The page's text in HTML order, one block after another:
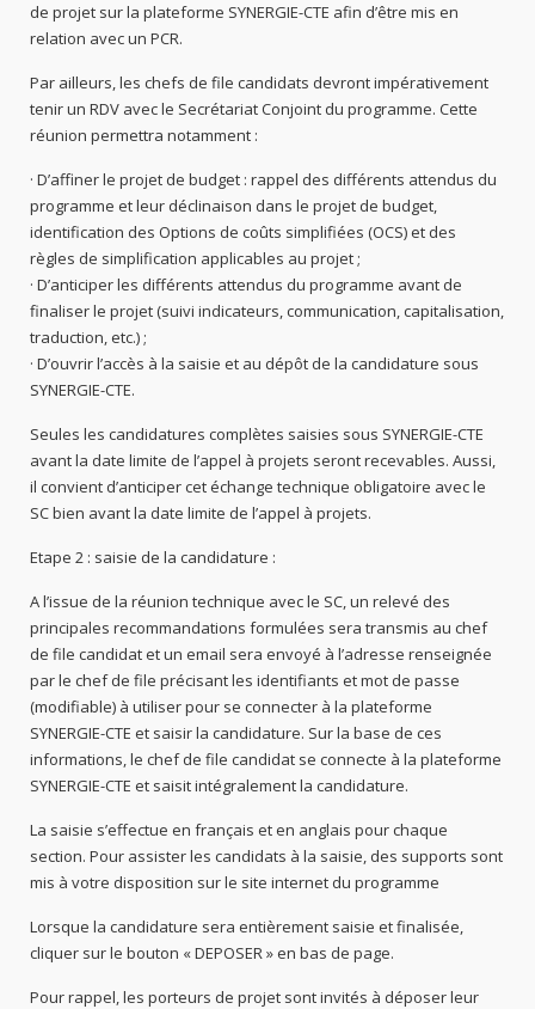
de projet sur la plateforme SYNERGIE-CTE afin d’être mis en
relation avec un PCR.
Par ailleurs, les chefs de file candidats devront impérativement
tenir un RDV avec le Secrétariat Conjoint du programme. Cette
réunion permettra notamment :
· D’affiner le projet de budget : rappel des différents attendus du
programme et leur déclinaison dans le projet de budget,
identification des Options de coûts simplifiées (OCS) et des
règles de simplification applicables au projet ;
· D’anticiper les différents attendus du programme avant de
finaliser le projet (suivi indicateurs, communication, capitalisation,
traduction, etc.) ;
· D’ouvrir l’accès à la saisie et au dépôt de la candidature sous
SYNERGIE-CTE.
Seules les candidatures complètes saisies sous SYNERGIE-CTE
avant la date limite de l’appel à projets seront recevables. Aussi,
il convient d’anticiper cet échange technique obligatoire avec le
SC bien avant la date limite de l’appel à projets.
Etape 2 : saisie de la candidature :
A l’issue de la réunion technique avec le SC, un relevé des
principales recommandations formulées sera transmis au chef
de file candidat et un email sera envoyé à l’adresse renseignée
par le chef de file précisant les identifiants et mot de passe
(modifiable) à utiliser pour se connecter à la plateforme
SYNERGIE-CTE et saisir la candidature. Sur la base de ces
informations, le chef de file candidat se connecte à la plateforme
SYNERGIE-CTE et saisit intégralement la candidature.
La saisie s’effectue en français et en anglais pour chaque
section. Pour assister les candidats à la saisie, des supports sont
mis à votre disposition sur le site internet du programme
Lorsque la candidature sera entièrement saisie et finalisée,
cliquer sur le bouton « DEPOSER » en bas de page.
Pour rappel, les porteurs de projet sont invités à déposer leur